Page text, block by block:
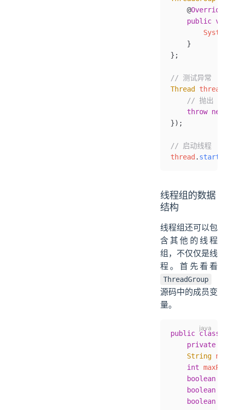
    @
Override
    public
        System
    }
} ;
// 测试异常
Thread
thread
// 抛出
    throw
new
}) ;
// 启动线程
thread . start
线程组的数据
结构
线程组还可以包
含其他的线程
组，不仅仅是线
程。首先看看
ThreadGroup
源码中的成员变
量。
public class
    private
    String
    int
    boolean
    boolean
    boolean